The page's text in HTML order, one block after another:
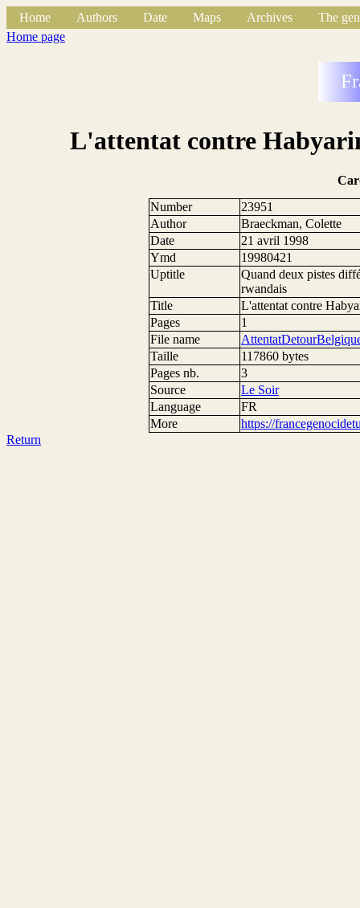
Home Authors Date Maps Archives
The
Home page
L'attentat contre
Number
23951
Author
Braeckman, Colette
Date
21 avril 1998
Ymd
19980421
Uptitle
Quand deux pistes
rwandais
Title
L'attentat contre
Pages
1
File name
Taille
117860 bytes
Pages nb.
3
Source
Le Soir
Language
FR
More
https://
Return